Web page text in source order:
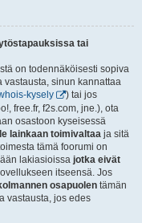
tai
on todennäköisesti sopiva
vastausta, sinun kannattaa
kysely
) tai jos
free.fr, f2s.com, jne.), ota
osastoon kyseisessä
lainkaan toimivaltaa ja sitä
tämä foorumi on
lakiasioissa jotka eivät
itseensä. Jos
osapuolen tämän
vastausta, jos edes